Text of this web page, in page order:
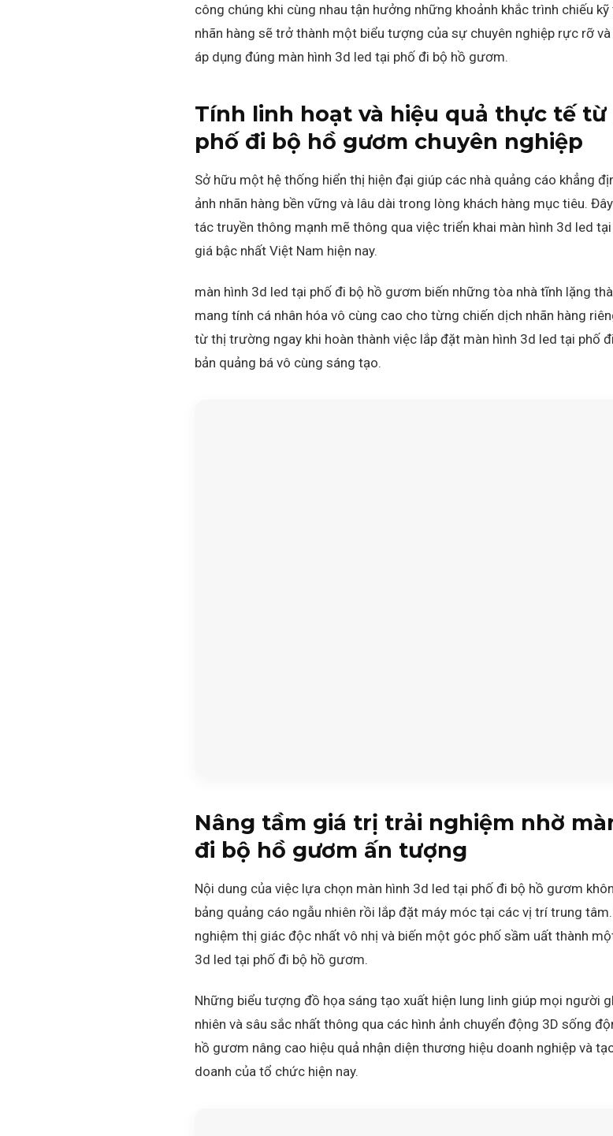
công chúng khi cùng nhau tận hưởng những khoảnh khắc trình chiếu
nhãn hàng sẽ trở thành một biểu tượng của sự chuyên nghiệp rực rỡ
áp dụng đúng màn hình 3d led tại phố đi bộ hồ gươm.
Tính linh hoạt và hiệu quả thực tế
phố đi bộ hồ gươm chuyên nghiệp
Sở hữu một hệ thống hiển thị hiện đại giúp các nhà quảng cáo khẳng
ảnh nhãn hàng bền vững và lâu dài trong lòng khách hàng mục tiêu.
tác truyền thông mạnh mẽ thông qua việc triển khai màn hình 3d led
giá bậc nhất Việt Nam hiện nay.
màn hình 3d led tại phố đi bộ hồ gươm biến những tòa nhà tĩnh lặng
mang tính cá nhân hóa vô cùng cao cho từng chiến dịch nhãn hàng
từ thị trường ngay khi hoàn thành việc lắp đặt màn hình 3d led tại phố
bản quảng bá vô cùng sáng tạo.
Nâng tầm giá trị trải nghiệm nhờ
đi bộ hồ gươm ấn tượng
Nội dung của việc lựa chọn màn hình 3d led tại phố đi bộ hồ gươm
bảng quảng cáo ngẫu nhiên rồi lắp đặt máy móc tại các vị trí trung
nghiệm thị giác độc nhất vô nhị và biến một góc phố sầm uất thành
3d led tại phố đi bộ hồ gươm.
Những biểu tượng đồ họa sáng tạo xuất hiện lung linh giúp mọi người
nhiên và sâu sắc nhất thông qua các hình ảnh chuyển động 3D sống
hồ gươm nâng cao hiệu quả nhận diện thương hiệu doanh nghiệp và
doanh của tổ chức hiện nay.